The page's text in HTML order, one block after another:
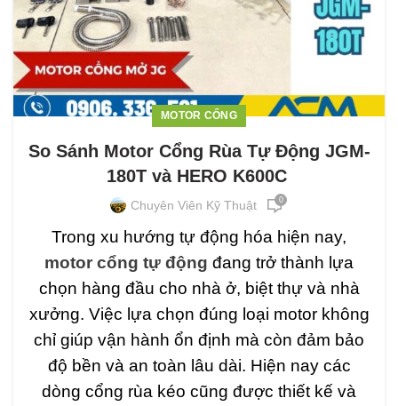
MOTOR CỔNG
So Sánh Motor Cổng Rùa Tự Động JGM-
180T và HERO K600C
Chuyên Viên Kỹ Thuật 0
Trong xu hướng tự động hóa hiện nay,
motor cổng tự động đang trở thành lựa
chọn hàng đầu cho nhà ở, biệt thự và nhà
xưởng. Việc lựa chọn đúng loại motor không
chỉ giúp vận hành ổn định mà còn đảm bảo
độ bền và an toàn lâu dài. Hiện nay các
dòng cổng rùa kéo cũng được thiết kế và